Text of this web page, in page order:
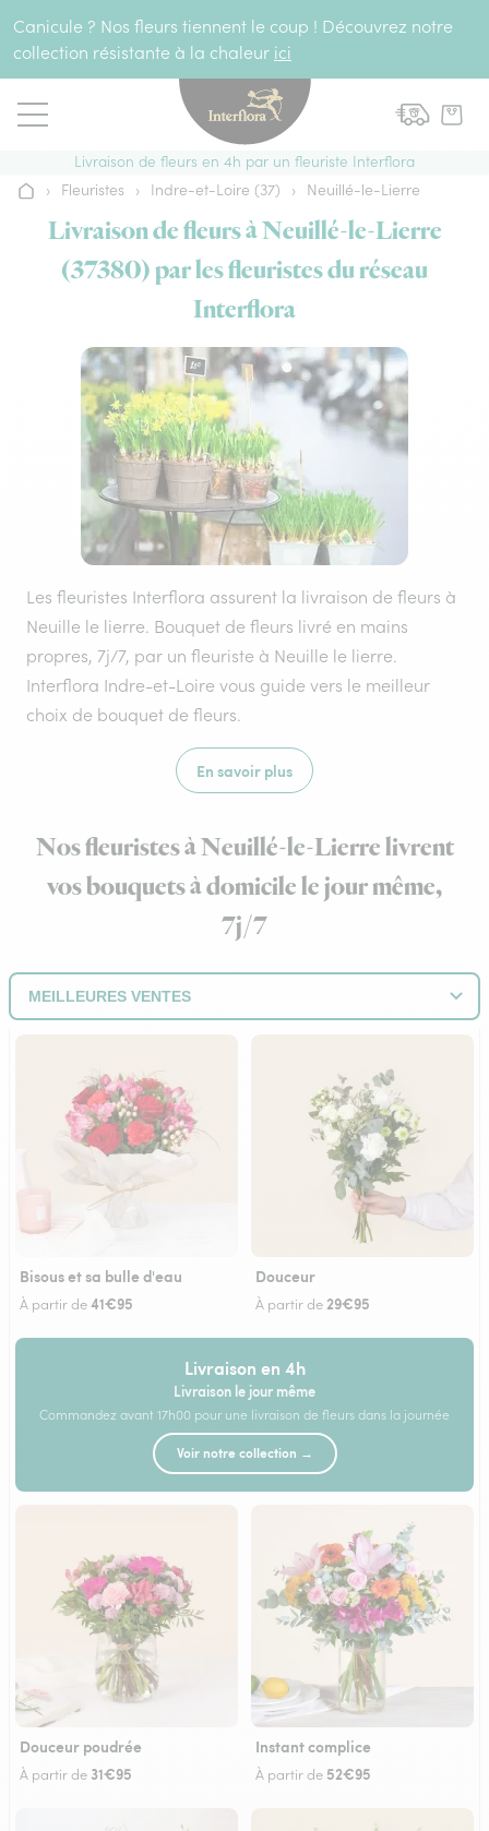
Canicule ? Nos fleurs tiennent le coup ! Découvrez notre
collection résistante à la chaleur ici
Livraison de fleurs en 4h par un fleuriste Interflora
Accueil
› Fleuristes › Indre-et-Loire (37) › Neuillé-le-Lierre
Livraison de fleurs à Neuillé-le-Lierre
(37380) par les fleuristes du réseau
Interflora
Les fleuristes Interflora assurent la livraison de fleurs à
Neuille le lierre. Bouquet de fleurs livré en mains
propres, 7j/7, par un fleuriste à Neuille le lierre.
Interflora Indre-et-Loire vous guide vers le meilleur
choix de bouquet de fleurs.
En savoir plus
Nos fleuristes à Neuillé-le-Lierre livrent
vos bouquets à domicile le jour même,
7j/7
Bisous et sa bulle d'eau
À partir de41€95
Douceur
À partir de29€95
Livraison en 4h
Livraison le jour même
Commandez avant 17h00 pour une livraison de fleurs dans la journée
Voir notre collection →
Douceur poudrée
À partir de 31€95
Instant complice
À partir de 52€95